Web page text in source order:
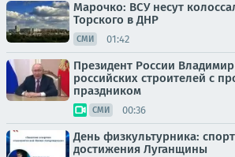
Марочко: ВСУ несут
Торского в ДНР
СМИ 01:42
Президент России
российских строителей с
праздником
СМИ 00:36
День физкультурника:
достижения Луганщины